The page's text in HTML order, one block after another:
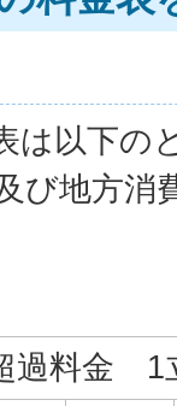
は以下の
び地方消
過料金 1